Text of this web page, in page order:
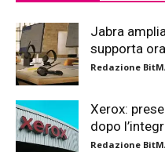
Jabra
supporta
Redazione
Xerox:
dopo
Redazione